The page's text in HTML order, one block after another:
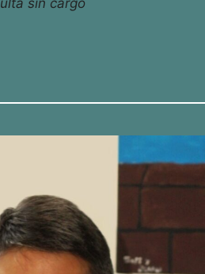
sin cargo